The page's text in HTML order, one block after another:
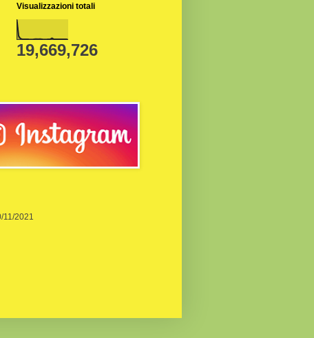
Visualizzazioni totali
19,669,726
2021